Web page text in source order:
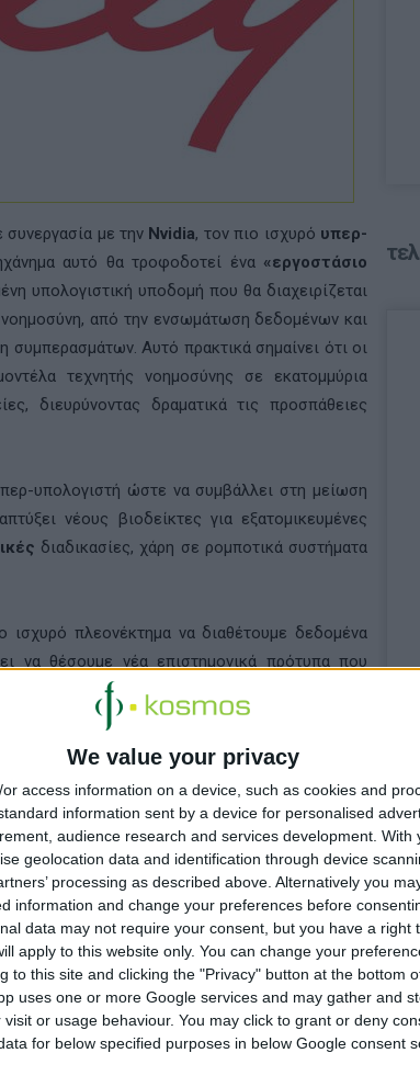
We value your privacy
access information on a device, such as cookies and
information sent by a device for personalised
audience research and services development. With
geolocation data and identification through device
processing as described above. Alternatively you
information and change your preferences before
data may not require your consent, but you have a right
apply to this website only. You can change your
to this site and clicking the "Privacy" button at the bottom
uses one or more Google services and may gather and
or usage behaviour. You may click to grant or deny
for below specified purposes in below Google consent
με την Nvidia, τον πιο ισχυρό υπερ-
αυτό θα τροφοδοτεί ένα «εργοστάσιο
υπολογιστική υποδομή που θα διαχειρίζεται
νοημοσύνη, από την ενσωμάτωση δεδομένων και
Αυτό πρακτικά σημαίνει ότι οι
τεχνητής νοημοσύνης σε εκατομμύρια
διευρύνοντας δραματικά τις προσπάθειες
υπολογιστή ώστε να συμβάλλει στη μείωση
νέους βιοδείκτες για εξατομικευμένες
διαδικασίες, χάρη σε ρομποτικά συστήματα
ισχυρό πλεονέκτημα να διαθέτουμε δεδομένα
να θέσουμε νέα επιστημονικά πρότυπα που
φάρμακα σε περισσότερους ασθενείς. Δεν
που να κάνει κάτι αντίστοιχο στο μέγεθος που
και γενικός διευθυντής Πληροφορικής και
της Lilly, ο υπερ-υπολογιστής θα λειτουργεί με
την υπάρχουσα υποδομή κρύου νερού